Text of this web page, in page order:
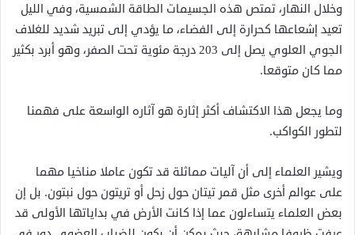
وخلال النهار، تمتص هذه الجسيمات الطاقة الشمسية، وفي الليل
تعيد إشعاعها كحرارة إلى الفضاء، ما يؤدي إلى تبريد شديد للغلاف
الجوي العلوي يصل إلى 203 درجة مئوية تحت الصفر، وهو أبرد بكثير
مما كان متوقعا.
وما يجعل هذا الاكتشاف أكثر إثارة هو آثاره الواسعة على فهمنا
لتطور الكواكب.
ويشير العلماء إلى أن آليات مماثلة قد تكون عاملا مناخيا مهما
على عوالم أخرى مثل قمر تيتان حول زحل أو تريتون حول نبتون. بل إن
بعض العلماء يتساءلون عما إذا كانت الأرض في بداياتها الأولى قد